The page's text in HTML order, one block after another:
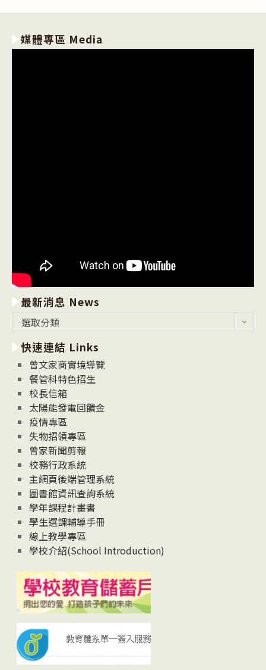
媒體專區 Media
最新消息 News
消
息
News
選取分類
快速連結 Links
曾文家商實境導覽
餐管科特色招生
校長信箱
太陽能發電回饋金
疫情專區
失物招領專區
曾家新聞剪報
校務行政系統
主網頁後端管理系統
圖書館資訊查詢系統
學年課程計畫書
學生選課輔導手冊
線上教學專區
學校介紹(School Introduction)